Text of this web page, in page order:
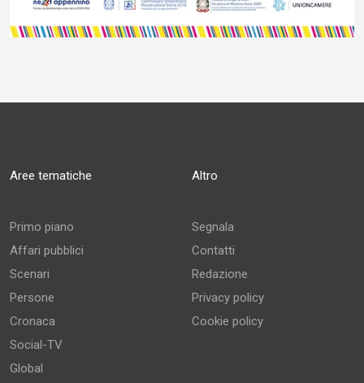
Aree tematiche
Primo piano
Affari pubblici
Scenari
Persone
Cronaca
Social-TV
Global
Altro
Segnala
Contatti
Redazione
Privacy policy
Cookie policy